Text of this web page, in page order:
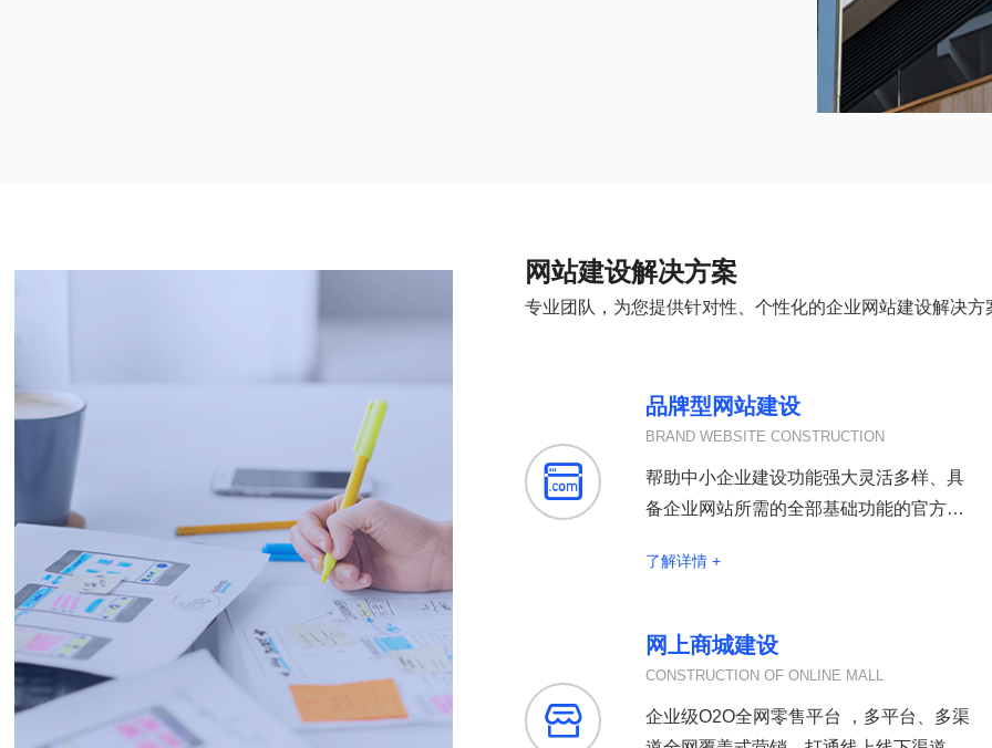
网站建设解决方案
专业团队，为您提供针对性、个性化的企业网站建设解决方

品牌型网站建设
BRAND WEBSITE CONSTRUCTION
帮助中小企业建设功能强大灵活多样、具
备企业网站所需的全部基础功能的官方网
了解详情 +

网上商城建设
CONSTRUCTION OF ONLINE MALL
企业级O2O全网零售平台 ，多平台、多渠